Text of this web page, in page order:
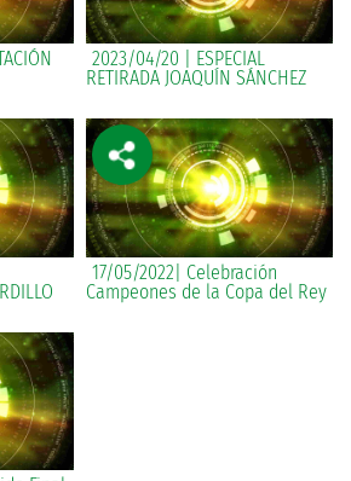
2023/04/20 | ESPECIAL
RETIRADA JOAQUÍN SÁNCHEZ
17/05/2022| Celebración
Campeones de la Copa del Rey